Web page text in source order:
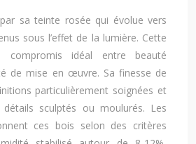
sa teinte rosée qui évolue vers
sous l’effet de la lumière. Cette
compromis idéal entre beauté
de mise en œuvre. Sa finesse de
particulièrement soignées et
sculptés ou moulurés. Les
ces bois selon des critères